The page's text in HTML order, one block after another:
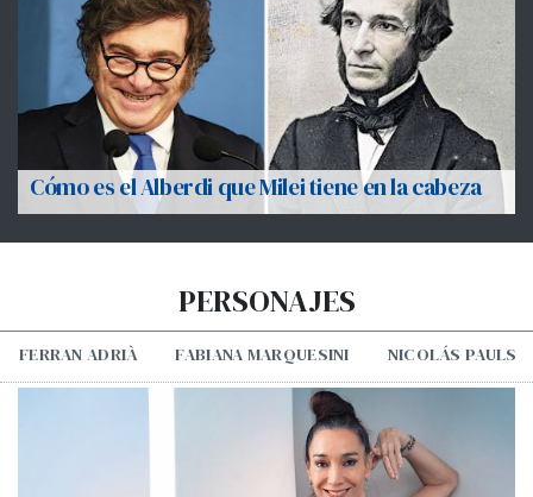
Cómo es el Alberdi que Milei tiene en la cabeza
PERSONAJES
FERRAN ADRIÀ FABIANA MARQUESINI NICOLÁS PAULS